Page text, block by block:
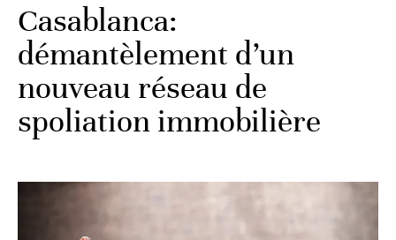
Casablanca:
démantèlement d’un
nouveau réseau de
spoliation immobilière